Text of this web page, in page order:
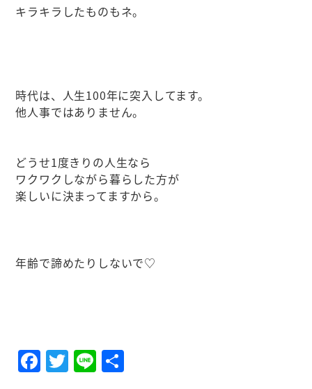
キラキラしたものもネ。
時代は、人生100年に突入してます。
他人事ではありません。
どうせ1度きりの人生なら
ワクワクしながら暮らした方が
楽しいに決まってますから。
年齢で諦めたりしないで♡
F T Li